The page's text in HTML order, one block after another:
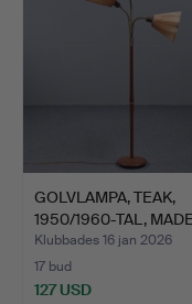
GOLVLAMPA, TEAK,
1950/1960-TAL,
SW…
Klubbades 16 jan 2026
17 bud
127 USD